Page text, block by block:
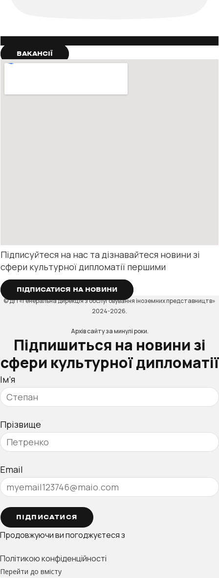
ВАКАНСІЇ
Підписуйтеся на нас та дізнавайтеся новини зі
сфери культурної дипломатії першими
ПІДПИСАТИСЯ НА НОВИНИ
© ДП «Генеральна дирекція з обслуговування іноземних представництв»
2024-2026.
Архів сайту за минулі роки.
Підпишиться на новини зі
сфери культурної дипломатії
Ім’я
Прізвище
Email
ПІДПИСАТИСЯ
Продовжуючи ви погоджуєтеся з
Політикою конфіденційності
Перейти до вмісту